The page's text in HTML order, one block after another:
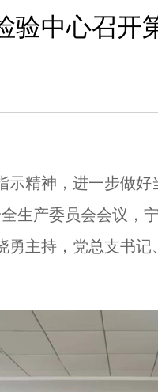
验中心召开
精神，进一步做
生产委员会会议，
主持，党总支书